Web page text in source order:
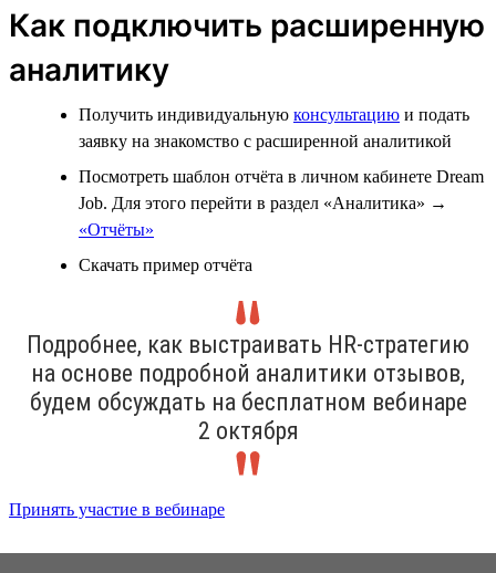
Как подключить расширенную
аналитику
Получить индивидуальную консультацию и подать
заявку на знакомство с расширенной аналитикой
Посмотреть шаблон отчёта в личном кабинете Dream
Job. Для этого перейти в раздел «Аналитика» →
«Отчёты»
Скачать пример отчёта
Подробнее, как выстраивать HR-стратегию
на основе подробной аналитики отзывов,
будем обсуждать на бесплатном вебинаре
2 октября
Принять участие в вебинаре